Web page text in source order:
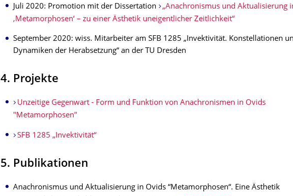
Juli 2020: Promotion mit der Dissertation
„Anachronismus und Aktualisierung
‚Metamorphosen‘ – zu einer Ästhetik uneigentlicher Zeitlichkeit“
September 2020: wiss. Mitarbeiter am SFB 1285 „Invektivität. Konstellationen
Dynamiken der Herabsetzung“ an der TU Dresden
4. Projekte
Unzeitige Gegenwart - Form und Funktion von Anachronismen in Ovids
"Metamorphosen"
SFB 1285 „Invektivität“
5. Publikationen
Anachronismus und Aktualisierung in Ovids “Metamorphosen“. Eine Ästhetik